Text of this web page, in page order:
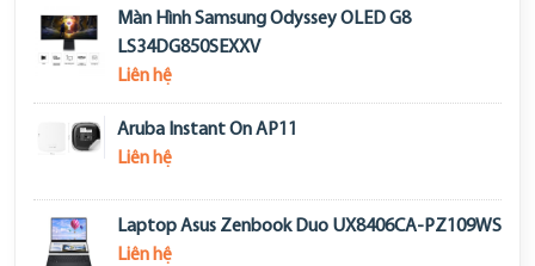
Màn Hình Samsung Odyssey OLED G8
LS34DG850SEXXV
Liên hệ
Aruba Instant On AP11
Liên hệ
Laptop Asus Zenbook Duo UX8406CA-PZ109WS
Liên hệ